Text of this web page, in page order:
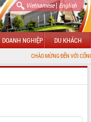
Vietnamese| English
DOANH NGHIỆP DU KHÁCH
CHÀO MỪNG ĐẾN VỚI CỔNG THÔNG